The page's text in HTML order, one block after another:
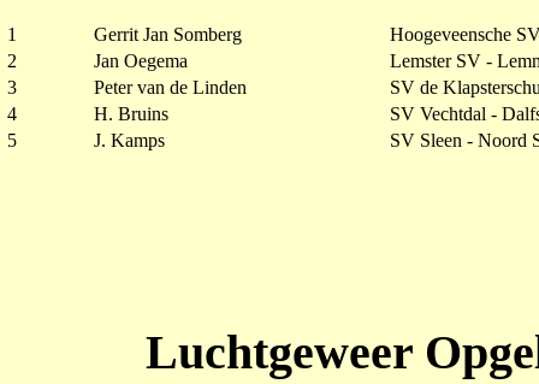
1 Gerrit Jan Somberg
Hoogeveensche
2
Jan Oegema
Lemster SV -
3
Peter van de Linden
SV de
4
H. Bruins
SV Vechtdal -
5
J. Kamps SV Sleen - Noord
Luchtgeweer